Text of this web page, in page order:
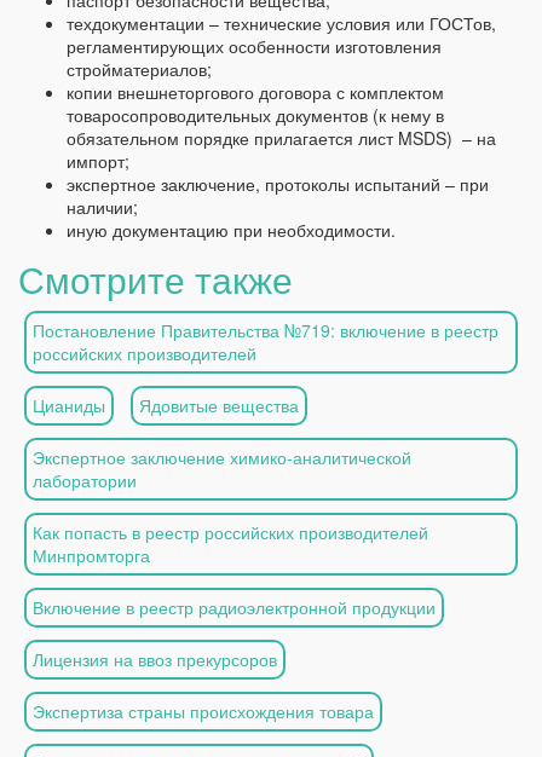
техдокументации – технические условия или ГОСТов,
регламентирующих особенности изготовления
стройматериалов;
копии внешнеторгового договора с комплектом
товаросопроводительных документов (к нему в
обязательном порядке прилагается лист MSDS) – на
импорт;
экспертное заключение, протоколы испытаний – при
наличии;
иную документацию при необходимости.
Смотрите также
Постановление Правительства №719: включение в реестр
российских производителей
Цианиды Ядовитые вещества
Экспертное заключение химико-аналитической
лаборатории
Как попасть в реестр российских производителей
Минпромторга
Включение в реестр радиоэлектронной продукции
Лицензия на ввоз прекурсоров
Экспертиза страны происхождения товара